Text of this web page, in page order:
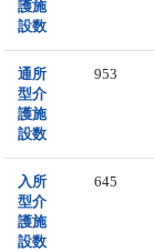
護施
設数
通所
型介
護施
設数
953
入所
型介
護施
設数
645